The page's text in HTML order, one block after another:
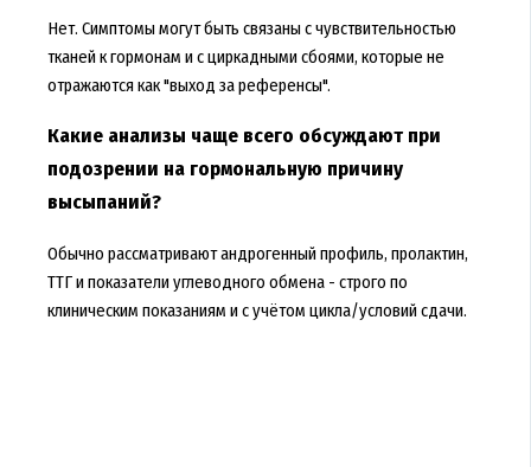
Нет. Симптомы могут быть связаны с чувствительностью
тканей к гормонам и с циркадными сбоями, которые не
отражаются как "выход за референсы".
Какие анализы чаще всего обсуждают при
подозрении на гормональную причину
высыпаний?
Обычно рассматривают андрогенный профиль, пролактин,
ТТГ и показатели углеводного обмена - строго по
клиническим показаниям и с учётом цикла/условий сдачи.